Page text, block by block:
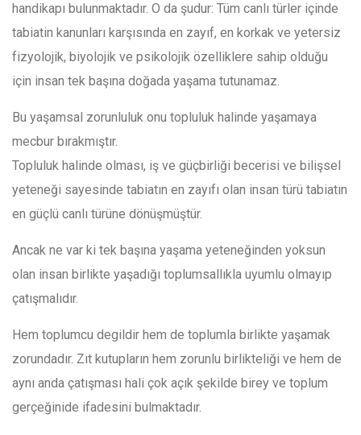
handikapı bulunmaktadır. O da şudur: Tüm canlı türler içinde
tabiatin kanunları karşısında en zayıf, en korkak ve yetersiz
fizyolojik, biyolojik ve psikolojik özelliklere sahip olduğu
için insan tek başına doğada yaşama tutunamaz.
Bu yaşamsal zorunluluk onu topluluk halinde yaşamaya
mecbur bırakmıştır.
Topluluk halinde olması, iş ve güçbirliği becerisi ve bilişsel
yeteneği sayesinde tabiatın en zayıfı olan insan türü tabiatın
en güçlü canlı türüne dönüşmüştür.
Ancak ne var ki tek başına yaşama yeteneğinden yoksun
olan insan birlikte yaşadığı toplumsallıkla uyumlu olmayıp
çatışmalıdır.
Hem toplumcu degildir hem de toplumla birlikte yaşamak
zorundadır. Zıt kutupların hem zorunlu birlikteliği ve hem de
aynı anda çatışması hali çok açık şekilde birey ve toplum
gerçeğinide ifadesini bulmaktadır.